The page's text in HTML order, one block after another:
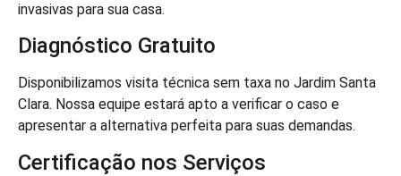
invasivas para sua casa.
Diagnóstico Gratuito
Disponibilizamos visita técnica sem taxa no Jardim Santa
Clara. Nossa equipe estará apto a verificar o caso e
apresentar a alternativa perfeita para suas demandas.
Certificação nos Serviços